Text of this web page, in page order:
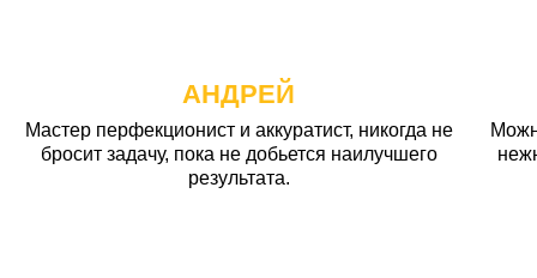
АНДРЕЙ
Мастер перфекционист и аккуратист, никогда не
бросит задачу, пока не добьется наилучшего
результата.